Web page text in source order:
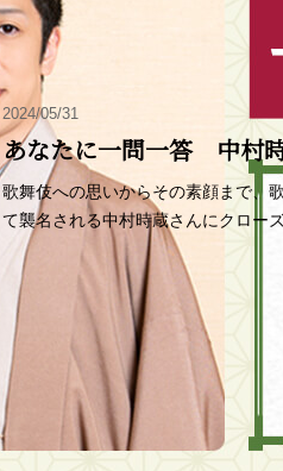
2024/05/31
あなたに一問一答 中村
歌舞伎への思いからその素顔まで、
て襲名される中村時蔵さんにクロー